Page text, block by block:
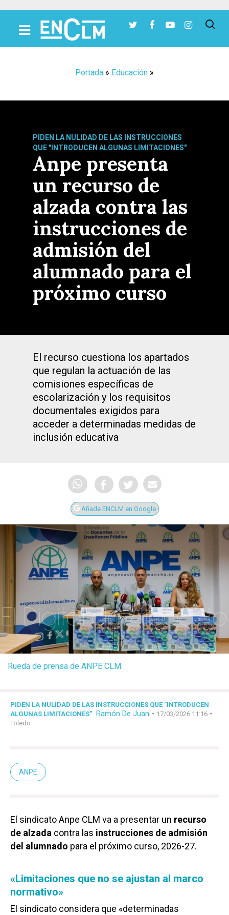
Portada » Educación »
PIDEN LA NULIDAD DE LAS INSTRUCCIONES
QUE "INTRODUCEN ALGUNAS LIMITACIONES"
Anpe presenta
un recurso de
alzada contra las
instrucciones de
admisión del
alumnado para el
próximo curso
El recurso cuestiona los apartados
que regulan la actuación de las
comisiones específicas de
escolarización y los requisitos
documentales exigidos para
acceder a determinadas medidas de
inclusión educativa
Añade ENCLM en Google
Rueda de prensa de ANPE CLM.
PIDEN LA NULIDAD DE LAS INSTRUCCIONES QUE "INTRODUCEN
ALGUNAS LIMITACIONES" Ramón De Juan - 17/03/2026 11:16 -
Toledo
ANPE
El sindicato Anpe CLM va a presentar un recurso
de alzada contra las instrucciones de admisión
del alumnado para el próximo curso, 2026-27.
«Limitaciones que no se ajustan al marco
normativo»
El sindicato considera que «determinadas